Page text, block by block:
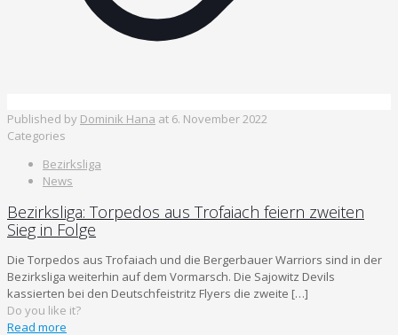
Published by Dominik Hana at 6. November 2022
Categories
Bezirksliga
News
Bezirksliga: Torpedos aus Trofaiach feiern zweiten
Sieg in Folge
Die Torpedos aus Trofaiach und die Bergerbauer Warriors sind in der
Bezirksliga weiterhin auf dem Vormarsch. Die Sajowitz Devils
kassierten bei den Deutschfeistritz Flyers die zweite […]
Do you like it?
Read more